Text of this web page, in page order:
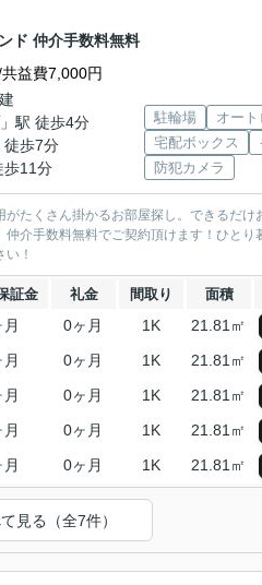
ド 仲介手数料無料
益費7,000円
」駅 徒歩4分
徒歩7分
歩11分
駐輪場 オート
宅配ボックス
防犯カメラ
たくさん掛かるお部屋探し。できるだけ
介手数料無料でご契約頂けます！ひと
！
証金 礼金 間取り 面積
0ヶ月 1K 21.81㎡
0ヶ月 1K 21.81㎡
0ヶ月 1K 21.81㎡
0ヶ月 1K 21.81㎡
0ヶ月 1K 21.81㎡
見る（全7件）